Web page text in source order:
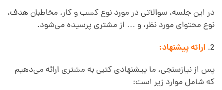
در این جلسه، سوالاتی در مورد نوع کسب و کار، مخاطبان هدف،
نوع محتوای مورد نظر، و … از مشتری پرسیده می‌شود.
ارائه پیشنهاد:
پس از نیازسنجی، ما پیشنهادی کتبی به مشتری ارائه می‌دهیم
که شامل موارد زیر است: